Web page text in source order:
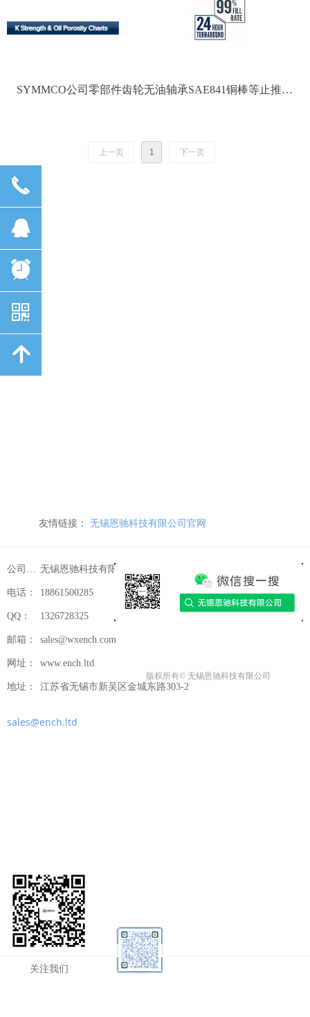
SYMMCO公司零部件齿轮无油轴承SAE841铜棒等止推垫
上一页 1 下一页
版权所有© 无锡恩驰科技有限公司
公司名称： 无锡恩驰科技有限公司
电话： 18861500285
QQ： 1326728325
邮箱： sales@wxench.com
网址： www.ench.ltd
地址： 江苏省无锡市新吴区金城东路303-2
友情链接： 无锡恩驰科技有限公司官网
关注我们
sales@ench.ltd
끅
뀩
뀥
낃
녕